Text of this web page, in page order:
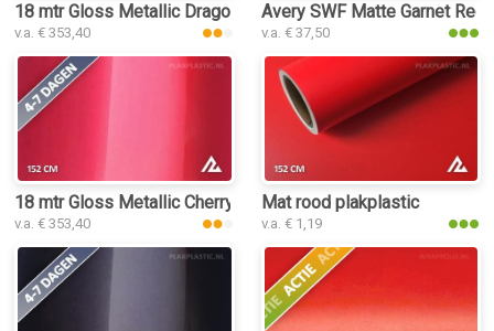
18 mtr Gloss Metallic Dragon Blood Red 3065 plakplastic
v.a. € 353,40
Avery SWF Matte Garnet
v.a. € 37,50
18 mtr Gloss Metallic Cherry Red 3068 plakplastic
v.a. € 353,40
Mat rood plakplastic
v.a. € 1,19